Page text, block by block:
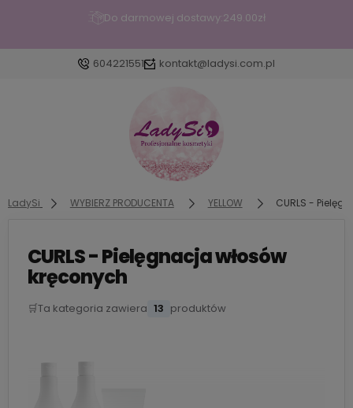
Do darmowej dostawy:249.00zł
604221551 kontakt@ladysi.com.pl
Zaloguj się
Załóż konto
Wybierz coś dla siebie z naszej aktualnej oferty lub
zaloguj się, aby przywrócić dodane produkty do
listy z poprzedniej sesji.
LadySi WYBIERZ PRODUCENTA YELLOW CURLS -
CURLS - Pielęgnacja włosów
kręconych
🛒Ta kategoria zawiera 13 produktów